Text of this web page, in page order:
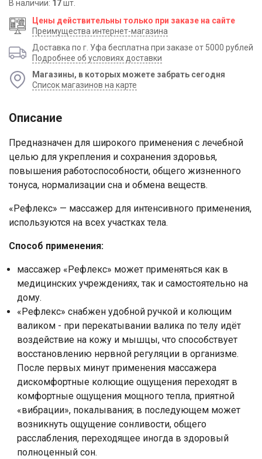
В наличии: 17шт.
Цены действительны только при заказе на сайте
Преимущества интернет-магазина
Доставка по г. Уфа бесплатна при заказе от 5000 рублей
Подробнее об условиях доставки
Магазины, в которых можете забрать сегодня
Список магазинов на карте
Описание
Предназначен для широкого применения с лечебной
целью для укрепления и сохранения здоровья,
повышения работоспособности, общего жизненного
тонуса, нормализации сна и обмена веществ.
«Рефлекс» — массажер для интенсивного применения,
используются на всех участках тела.
Способ применения:
массажер «Рефлекс» может применяться как в
медицинских учреждениях, так и самостоятельно на
дому.
«Рефлекс» снабжен удобной ручкой и колющим
валиком - при перекатывании валика по телу идёт
воздействие на кожу и мышцы, что способствует
восстановлению нервной регуляции в организме.
После первых минут применения массажера
дискомфортные колющие ощущения переходят в
комфортные ощущения мощного тепла, приятной
«вибрации», покалывания; в последующем может
возникнуть ощущение сонливости, общего
расслабления, переходящее иногда в здоровый
полноценный сон.
Ваше имя
Номер телефона
Отправить
Нажимая на кнопку "Отправить" вы
соглашаетесь на обработку
персональных данных